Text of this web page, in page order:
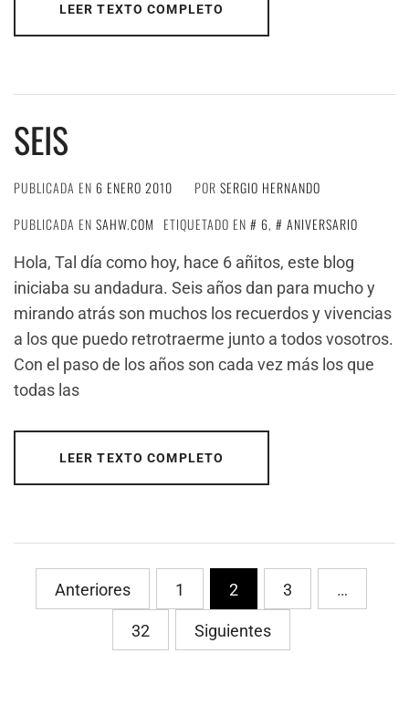
LEER TEXTO COMPLETO
SEIS
PUBLICADA EN 6 ENERO 2010 POR SERGIO HERNANDO
PUBLICADA EN SAHW.COM ETIQUETADO EN 6,
ANIVERSARIO
Hola, Tal día como hoy, hace 6 añitos, este blog
iniciaba su andadura. Seis años dan para mucho y
mirando atrás son muchos los recuerdos y vivencias
a los que puedo retrotraerme junto a todos vosotros.
Con el paso de los años son cada vez más los que
todas las
LEER TEXTO COMPLETO
PaginaciÃ³n
Anteriores 1 2 3 …
32 Siguientes